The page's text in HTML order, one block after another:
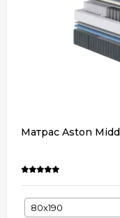
Матрас Aston
80х190